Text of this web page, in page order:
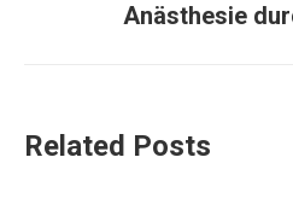
Anästhesie
Related Posts